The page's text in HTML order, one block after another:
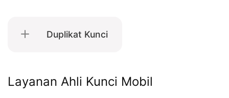
Duplikat Kunci
Layanan Ahli Kunci Mobil